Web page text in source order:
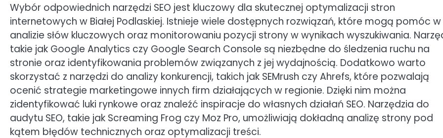
Wybór odpowiednich narzędzi SEO jest kluczowy dla skutecznej optymalizacji stron
internetowych w Białej Podlaskiej. Istnieje wiele dostępnych rozwiązań, które mogą pomóc w
analizie słów kluczowych oraz monitorowaniu pozycji strony w wynikach wyszukiwania.
takie jak Google Analytics czy Google Search Console są niezbędne do śledzenia ruchu na
stronie oraz identyfikowania problemów związanych z jej wydajnością. Dodatkowo warto
skorzystać z narzędzi do analizy konkurencji, takich jak SEMrush czy Ahrefs, które pozwalają
ocenić strategie marketingowe innych firm działających w regionie. Dzięki nim można
zidentyfikować luki rynkowe oraz znaleźć inspiracje do własnych działań SEO. Narzędzia do
audytu SEO, takie jak Screaming Frog czy Moz Pro, umożliwiają dokładną analizę strony pod
kątem błędów technicznych oraz optymalizacji treści.